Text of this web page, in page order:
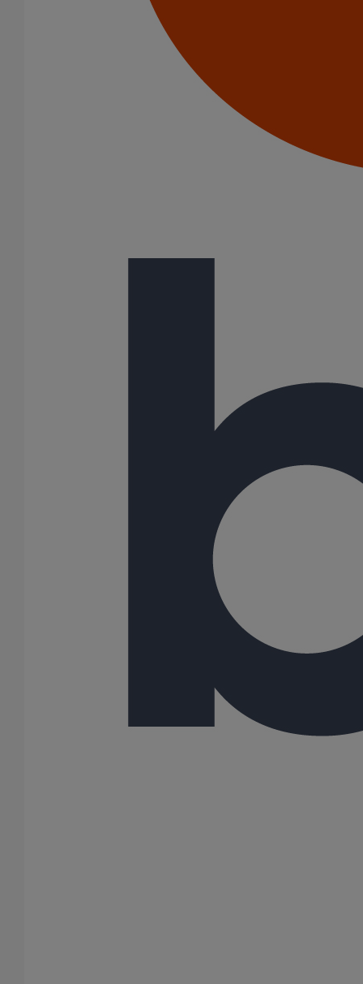
Manchon d'adaptation (pression accidentelle 1,5 bar) DN150
sur Manchon d'adaptation (pression accidentelle
Manchon d'adaptation (pression accidentelle 1,5 bar) DN125
sur Manchon d'adaptation (pression accidentelle